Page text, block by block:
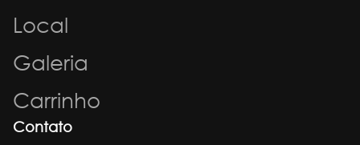
Local
Galeria
Carrinho
Contato